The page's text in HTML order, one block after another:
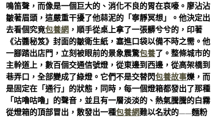
鳴笛聲，而像是一個巨大的、消化不良的胃在哀嚎。廖沾沾
皺著眉頭，這嚴重干擾了他蒜泥的「寧靜冥想」。他決定出
去看個究竟包養網 ，順手從桌上拿了一張髒兮兮的，印著
《沾醬秘笈》封面的皺衛生紙，塞進口袋以備不時之需。他
一腳踏出店門，立刻被眼前的景象震驚包養了。整條城市的
主幹道上，數百個交通信號燈，從東邊到西邊，從高架橋到
巷弄口，全部變成了綠燈。它們不是交替閃包養故事爍，而
是固定在「通行」的狀態，同時，每一個燈箱都發出了那種
「咕嚕咕嚕」的聲音，並且有一層淡淡的、熱氣騰騰的白霧
從燈箱的頂部冒出，散發出一種包養網難以名狀的——麵粉